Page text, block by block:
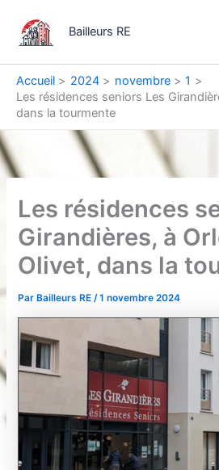
contenu
Bailleurs RE
Accueil 2024 novembre
1
Les résidences seniors Les
dans la tourmente
Les résidences
Girandières, à
Olivet, dans la
Par Bailleurs RE/1 novembre 2024